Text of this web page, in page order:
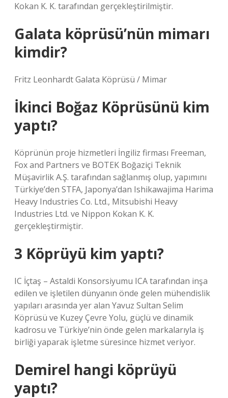
Kokan K. K. tarafından gerçekleştirilmiştir.
Galata köprüsü’nün mimarı
kimdir?
Fritz Leonhardt Galata Köprüsü / Mimar
İkinci Boğaz Köprüsünü kim
yaptı?
Köprünün proje hizmetleri İngiliz firması Freeman,
Fox and Partners ve BOTEK Boğaziçi Teknik
Müşavirlik A.Ş. tarafından sağlanmış olup, yapımını
Türkiye’den STFA, Japonya’dan Ishikawajima Harima
Heavy Industries Co. Ltd., Mitsubishi Heavy
Industries Ltd. ve Nippon Kokan K. K.
gerçekleştirmiştir.
3 Köprüyü kim yaptı?
IC İçtaş – Astaldi Konsorsiyumu ICA tarafından inşa
edilen ve işletilen dünyanın önde gelen mühendislik
yapıları arasında yer alan Yavuz Sultan Selim
Köprüsü ve Kuzey Çevre Yolu, güçlü ve dinamik
kadrosu ve Türkiye’nin önde gelen markalarıyla iş
birliği yaparak işletme süresince hizmet veriyor.
Demirel hangi köprüyü
yaptı?